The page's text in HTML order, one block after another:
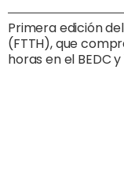
Primera edición
(FTTH), que
horas en el BEDC